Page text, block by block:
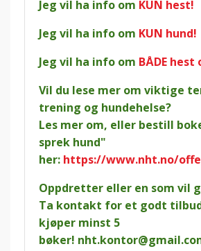
Jeg vil ha info om KUN hest!
Jeg vil ha info om KUN hund!
Jeg vil ha info om BÅDE hest
Vil du lese mer om viktige
trening og hundehelse?
Les mer om, eller bestill
sprek hund"
her: https://www.nht.no/
Oppdretter eller en som vil
Ta kontakt for et godt
kjøper minst 5
bøker!